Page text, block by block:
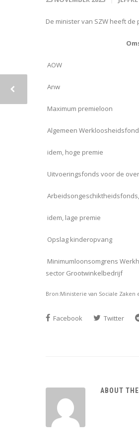
De minister van SZW heeft
AOW
Anw
Maximum premieloon
Algemeen
idem, hoge premie
Uitvoeringsfonds voor de
idem, lage premie
Opslag kinderopvang
Minimumloonsomgrens
sector Grootwinkelbedrijf
Bron:Ministerie van Sociale Zaken
Facebook Twitter
ABOUT